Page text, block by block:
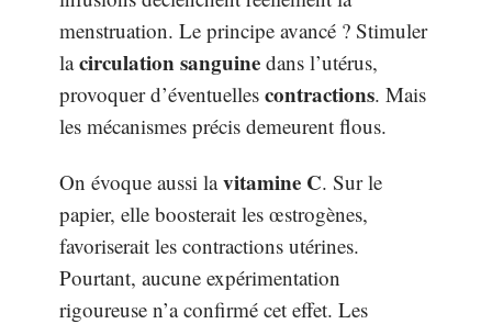
menstruation. Le principe avancé ? Stimuler
lacirculation sanguine dans l’utérus,
provoquer d’éventuelles contractions. Mais
les mécanismes précis demeurent flous.
On évoque aussi lavitamine C. Sur le
papier, elle boosterait les œstrogènes,
favoriserait les contractions utérines.
Pourtant, aucune expérimentation
rigoureuse n’a confirmé cet effet. Les